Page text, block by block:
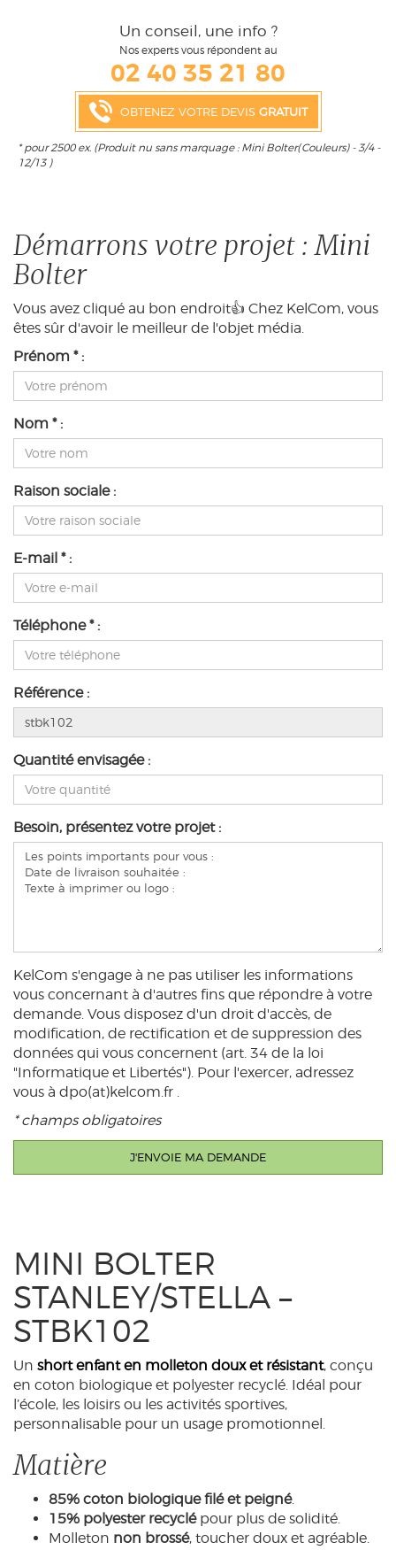
Un conseil, une info ?
Nos experts vous répondent au
02 40 35 21 80
OBTENEZ VOTRE DEVIS GRATUIT
* pour 2500 ex. (Produit nu sans marquage : Mini Bolter(Couleurs) - 3/4 -
12/13 )
Démarrons votre projet : Mini
Bolter
Vous avez cliqué au bon endroit👍 Chez KelCom, vous
êtes sûr d'avoir le meilleur de l'objet média.
Prénom * :
Nom * :
Raison sociale :
E-mail * :
Téléphone * :
Référence :
Quantité envisagée :
Besoin, présentez votre projet :
KelCom s'engage à ne pas utiliser les informations
vous concernant à d'autres fins que répondre à votre
demande. Vous disposez d'un droit d'accès, de
modification, de rectification et de suppression des
données qui vous concernent (art. 34 de la loi
"Informatique et Libertés"). Pour l'exercer, adressez
vous à dpo(at)kelcom.fr .
* champs obligatoires
MINI BOLTER
STANLEY/STELLA –
STBK102
Un short enfant en molleton doux et résistant, conçu
en coton biologique et polyester recyclé. Idéal pour
l’école, les loisirs ou les activités sportives,
personnalisable pour un usage promotionnel.
Matière
85% coton biologique filé et peigné.
15% polyester recyclépour plus de solidité.
Molleton non brossé, toucher doux et agréable.